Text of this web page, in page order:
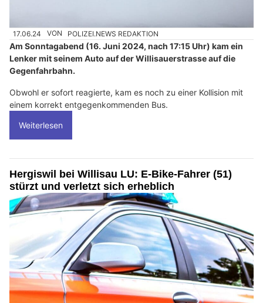
17.06.24 VON POLIZEI.NEWS REDAKTION
Am Sonntagabend (16. Juni 2024, nach 17:15 Uhr) kam ein
Lenker mit seinem Auto auf der Willisauerstrasse auf die
Gegenfahrbahn.
Obwohl er sofort reagierte, kam es noch zu einer Kollision mit
einem korrekt entgegenkommenden Bus.
Weiterlesen
Hergiswil bei Willisau LU: E-Bike-Fahrer (51)
stürzt und verletzt sich erheblich